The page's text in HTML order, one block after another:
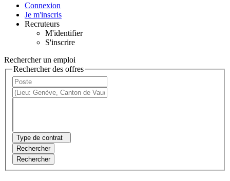
Connexion
Je m'inscris
Recruteurs
M'identifier
S'inscrire
Rechercher un emploi
Rechercher des offres
Type de contrat
Rechercher
Rechercher